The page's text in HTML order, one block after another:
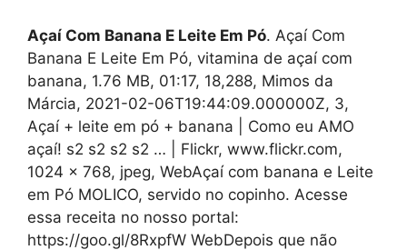
Açaí Com Banana E Leite Em Pó. Açaí Com
Banana E Leite Em Pó, vitamina de açaí com
banana, 1.76 MB, 01:17, 18,288, Mimos da
Márcia, 2021-02-06T19:44:09.000000Z, 3,
Açaí + leite em pó + banana | Como eu AMO
açaí! s2 s2 s2 s2 … | Flickr, www.flickr.com,
1024 x 768, jpeg, WebAçaí com banana e Leite
em Pó MOLICO, servido no copinho. Acesse
essa receita no nosso portal:
https://goo.gl/8RxpfW WebDepois que não